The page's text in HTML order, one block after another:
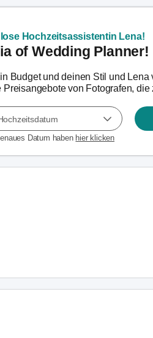
Hochzeitsassistentin Lena!
of Wedding Planner!
Budget und deinen Stil und Lena
Preisangebote von Fotografen, die
Datum haben hier klicken